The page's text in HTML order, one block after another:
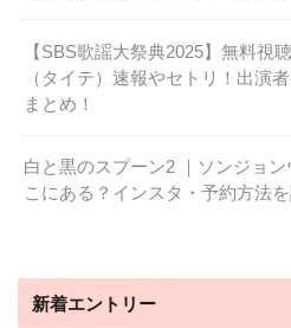
【SBS歌謡大祭典2025】無料視
（タイテ）速報やセトリ！出演
まとめ！
白と黒のスプーン2 ｜ソンジョ
こにある？インスタ・予約方法を
新着エントリー